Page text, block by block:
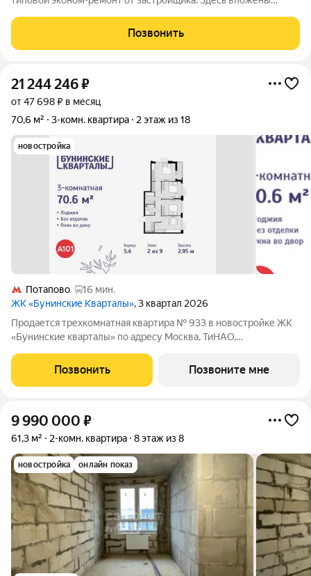
ламинат и керамогранит. Окна REHAU тихо и тепло даже
зимой. Радиатор ZEHNDER за 94
Позвонить
21 244 246₽
от 47 698 ₽ в месяц
70,6 м²
3-комн. квартира 2 этаж из 18
новостройка
Потапово
16 мин.
ЖК «Бунинские Кварталы», 3 квартал 2026
Продается трехкомнатная квартира № 933 в новостройке ЖК
«Бунинские кварталы» по адресу Москва, ТиНАО,
Бунинские Кварталы, корп. 5.4. Общая площадь квартиры
70.60 кв. м., этаж 2 из 9, секция 11. Тип
Позвонить Позвоните мне
9 990 000 ₽
61,3 м² 2-комн. квартира 8 этаж из 8
новостройка онлайн показ